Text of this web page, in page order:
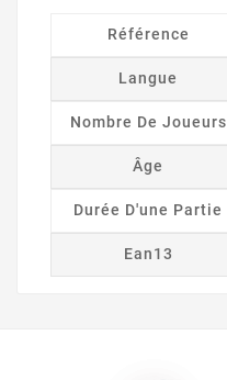
Référence
Langue
Nombre De Joueurs
Âge
Durée D'une Partie
Ean13